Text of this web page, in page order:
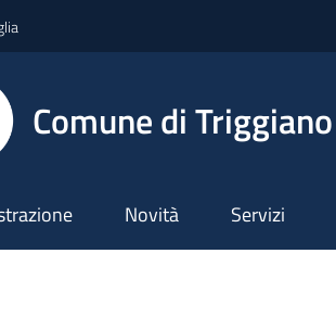
Comune di Triggiano
Novità Servizi